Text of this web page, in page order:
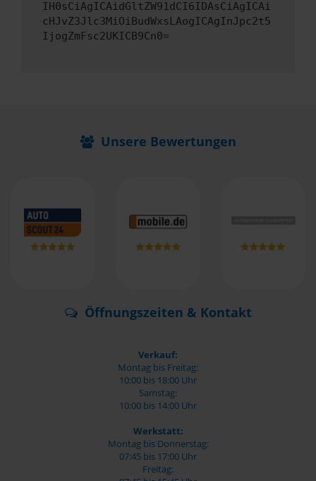
IH0sCiAgICAidGltZW91dCI6IDAsCiAgICAi
cHJvZ3Jlc3MiOiBudWxsLAogICAgInJpc2t5
IjogZmFsc2UKICB9Cn0=
Unsere Bewertungen
Öffnungszeiten & Kontakt
Verkauf:
Montag bis Freitag:
10:00 bis 18:00 Uhr
Samstag:
10:00 bis 14:00 Uhr
Werkstatt:
Montag bis Donnerstag:
07:45 bis 17:00 Uhr
Freitag: